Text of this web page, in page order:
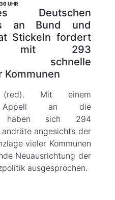
UHR
Deutschen
an Bund und
Stickeln fordert
mit 293
schnelle
Kommunen
Mit einem
Appell an die
haben sich 294
angesichts der
vieler Kommunen
Neuausrichtung der
ausgesprochen.